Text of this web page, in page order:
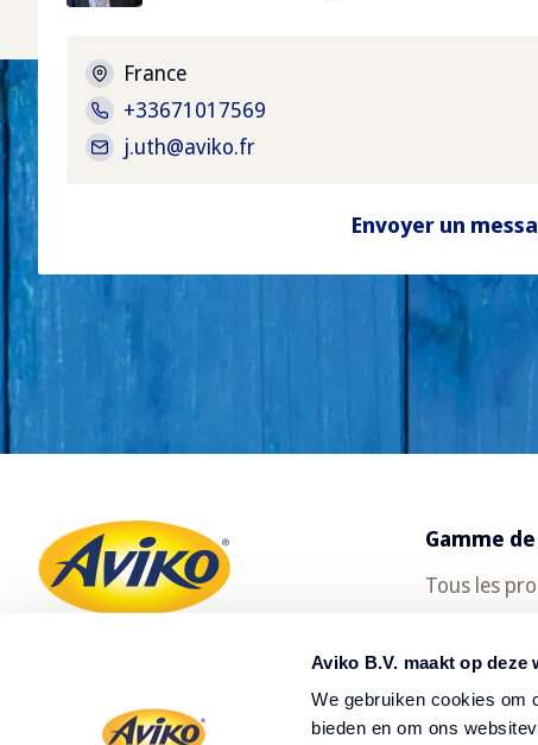
Aviko B.V. maakt op
We gebruiken cookies om
bieden en om ons
France
+33671017569
j.uth@aviko.fr
Envoyer un
Gamme
Tous les